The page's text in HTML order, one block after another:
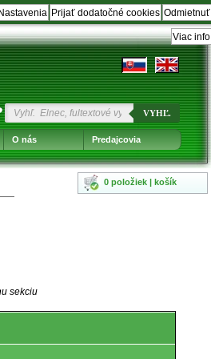
Odmietnuť
Prijať dodatočné cookies
Nastavenia
Viac info
VYHĽ.
O nás Predajcovia
0 položiek | košík
sekciu